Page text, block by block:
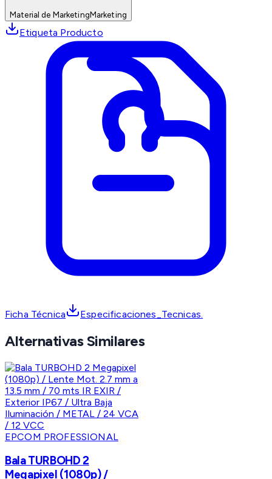
Material de MarketingMarketing
Etiqueta Producto
Ficha Técnica Especificaciones_Tecnicas.
Alternativas Similares
EPCOM PROFESSIONAL
Bala TURBOHD 2
Megapixel (1080p) /